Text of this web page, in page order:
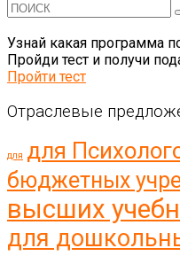
Узнай какая программа
Пройди тест и получи
Пройти тест
Отраслевые
для для
бюджетных
высших
для